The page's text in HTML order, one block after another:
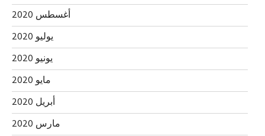
أغسطس 2020
يوليو 2020
يونيو 2020
مايو 2020
أبريل 2020
مارس 2020